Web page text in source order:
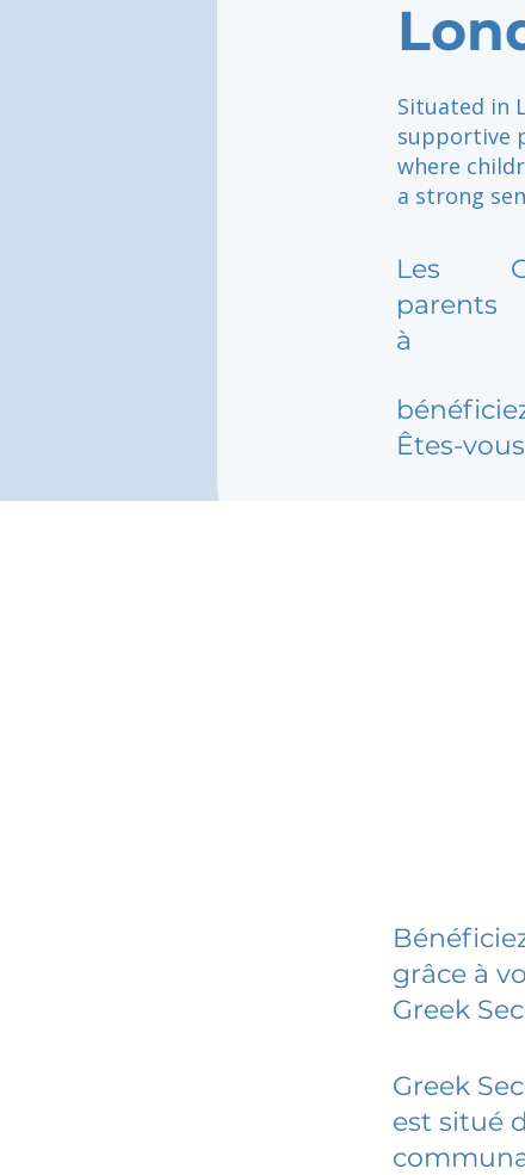
Situated in
supportive
where
a strong
Les
parents
à
Êtes-
grâce à
Greek
Greek
est situé